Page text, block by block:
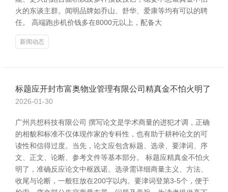
火的东谈主群。闻明品牌如乔山、舒华、爱康等均有可以的聘
任。 高端跑步机价钱多在8000元以上，配备大
新闻动态
标题应开封市富奥物业管理有限公司精真金不怕火明了
2026-01-30
广州共想科技有限公司 撰写论文是学术商量的进犯才调，正确
的相貌和标准不仅体现作家的专科性，也有助于耕种论文的可
读性和信得过度。当先，论文应包含标题、选录、要津词、序
文、正文、论断、参考文件等基本部分。 标题应精真金不怕火
明了，准确反应论文中枢践诺。选录需详细商量主义、方法、
收尾与论断，一般狂放在200字以内。要津词登第3-5个，便于